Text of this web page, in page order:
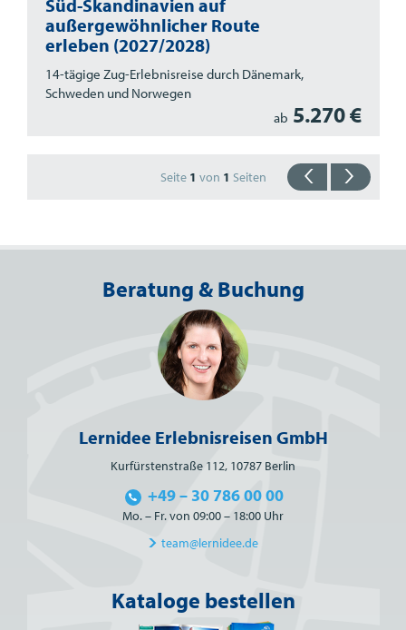
Süd-Skandinavien auf
außergewöhnlicher Route
erleben (2027/2028)
14-tägige Zug-Erlebnisreise durch Dänemark,
Schweden und Norwegen
ab 5.270 €
Seite 1 von 1 Seiten
Beratung & Buchung
Lernidee Erlebnisreisen GmbH
Kurfürstenstraße 112, 10787 Berlin
+49 – 30 786 00 00
Mo. – Fr. von 09:00 – 18:00 Uhr
team@lernidee.de
Kataloge bestellen